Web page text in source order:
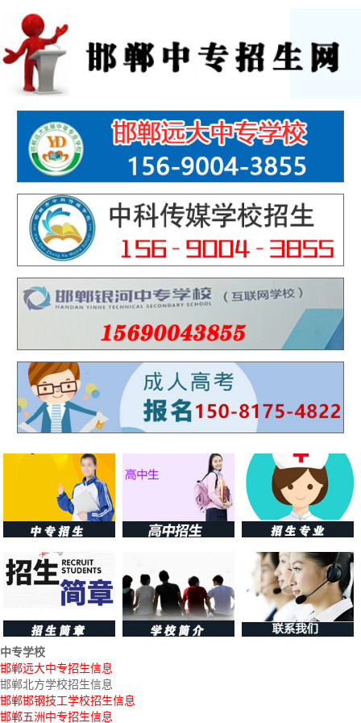
中专学校
邯郸远大中专招生信息
邯郸北方学校招生信息
邯郸邯钢技工学校招生信息
邯郸五洲中专招生信息